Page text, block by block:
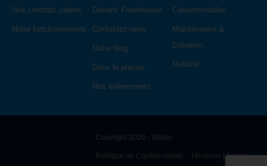
Nos contrats cadres
Notre fonctionnement
Devenir Fournisseur
Contactez-nous
Notre blog
Dans la presse
Nos évènements
Consommables
Maintenance &
Entretien
Mobilité
Copyright 2026 - Widoo
Politique de Confidentialité Mentions Légales